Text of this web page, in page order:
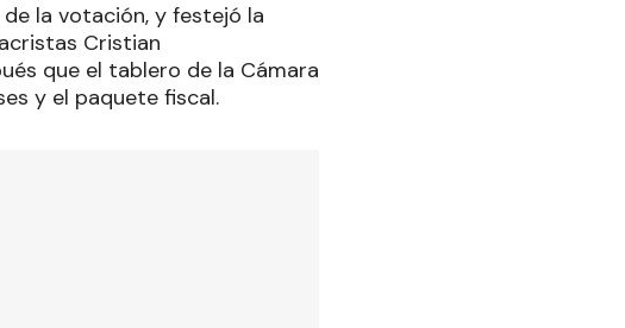
la votación, y festejó la
Cristian
que el tablero de la Cámara
y el paquete fiscal.